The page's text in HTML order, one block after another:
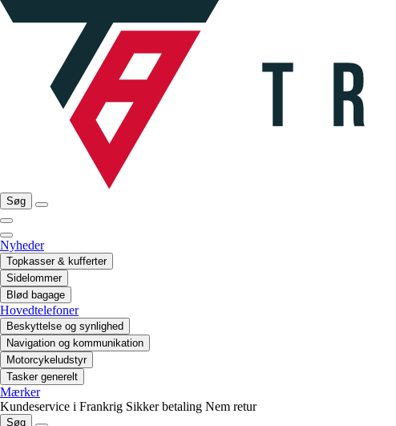
Søg
Nyheder
Topkasser & kufferter
Sidelommer
Blød bagage
Hovedtelefoner
Beskyttelse og synlighed
Navigation og kommunikation
Motorcykeludstyr
Tasker generelt
Mærker
Kundeservice i Frankrig Sikker betaling Nem retur
Søg